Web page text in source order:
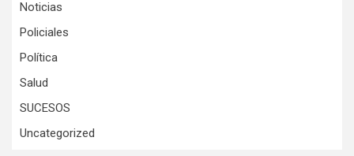
Noticias
Policiales
Política
Salud
SUCESOS
Uncategorized